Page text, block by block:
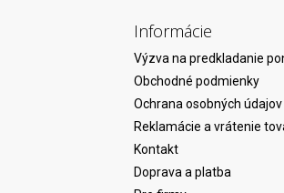
Informácie
Výzva na predkladanie
Obchodné podmienky
Ochrana osobných údajov
Reklamácie a vrátenie
Kontakt
Doprava a platba